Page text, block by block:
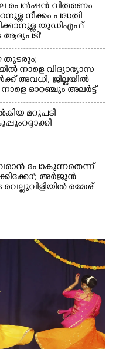
പെൻഷൻ വിതരണം
നീക്കം പദ്ധതി
യുഡിഎഫ്
തുടരും;
നാളെ വിദ്യാഭ്യാസ
അവധി,​ ജില്ലയിൽ
ഓറഞ്ചും അലർട്ട്
മറുപടി
റദ്ദാക്കി
വരാൻ പോകുന്നതെന്ന്
അർജുൻ
രമേശ്